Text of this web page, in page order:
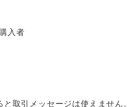
入者
取引メッセージは使えません。